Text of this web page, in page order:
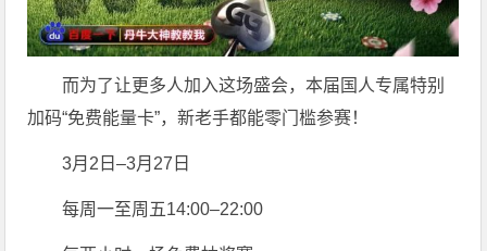
而为了让更多人加入这场盛会，本届国人专属特别
加码“免费能量卡”，新老手都能零门槛参赛！
3月2日–3月27日
每周一至周五14:00–22:00